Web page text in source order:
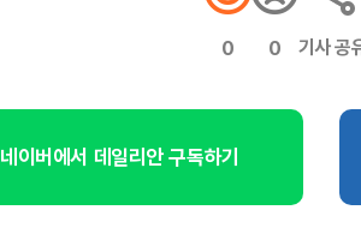
0 0 기사 공
네이버에서 데일리안 구독하기